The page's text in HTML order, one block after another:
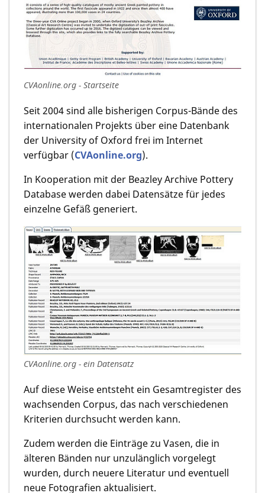
CVAonline.org - Startseite
Seit 2004 sind alle bisherigen Corpus-Bände des
internationalen Projekts über eine Datenbank
der University of Oxford frei im Internet
verfügbar (CVAonline.org).
In Kooperation mit der Beazley Archive Pottery
Database werden dabei Datensätze für jedes
einzelne Gefäß generiert.
CVAonline.org - ein Datensatz
Auf diese Weise entsteht ein Gesamtregister des
wachsenden Corpus, das nach verschiedenen
Kriterien durchsucht werden kann.
Zudem werden die Einträge zu Vasen, die in
älteren Bänden nur unzulänglich vorgelegt
wurden, durch neuere Literatur und eventuell
neue Fotografien aktualisiert.